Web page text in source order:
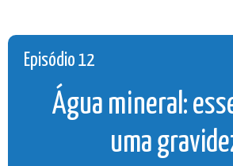
Episódio 12
Água mineral:
uma